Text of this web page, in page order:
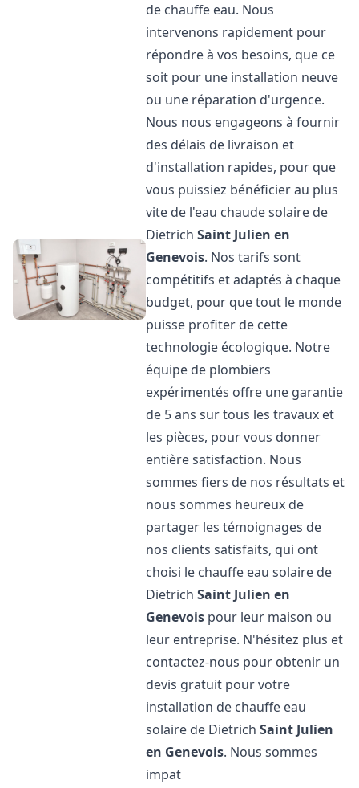
de chauffe eau. Nous
intervenons rapidement pour
répondre à vos besoins, que ce
soit pour une installation neuve
ou une réparation d'urgence.
Nous nous engageons à fournir
des délais de livraison et
d'installation rapides, pour que
vous puissiez bénéficier au plus
vite de l'eau chaude solaire de
DietrichSaint Julien en
Genevois. Nos tarifs sont
compétitifs et adaptés à chaque
budget, pour que tout le monde
puisse profiter de cette
technologie écologique. Notre
équipe de plombiers
expérimentés offre une garantie
de 5 ans sur tous les travaux et
les pièces, pour vous donner
entière satisfaction. Nous
sommes fiers de nos résultats et
nous sommes heureux de
partager les témoignages de
nos clients satisfaits, qui ont
choisi le chauffe eau solaire de
DietrichSaint Julien en
Genevois pour leur maison ou
leur entreprise. N'hésitez plus et
contactez-nous pour obtenir un
devis gratuit pour votre
installation de chauffe eau
solaire de DietrichSaint Julien
en Genevois. Nous sommes
impat